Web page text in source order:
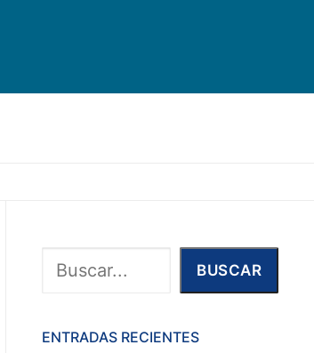
Buscar BUSCAR
ENTRADAS RECIENTES